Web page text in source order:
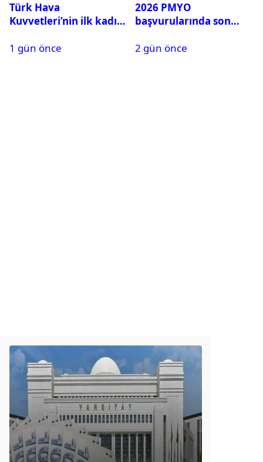
Türk Hava
Kuvvetleri’nin ilk kadın
Karapınar hakkında
1 gün önce
2026 PMYO
başvurularında son
2 gün önce